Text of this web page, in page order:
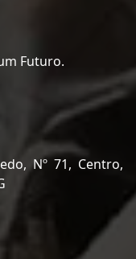
Futuro.
Nº 71, Centro,